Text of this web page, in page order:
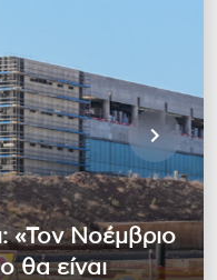
«Τον Νοέμβριο
θα είναι